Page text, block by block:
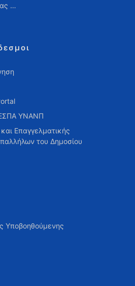
…
ΕΣΠΑ ΥΝΑΝΠ
Επαγγελματικής
του Δημοσίου
Υποβοηθούμενης